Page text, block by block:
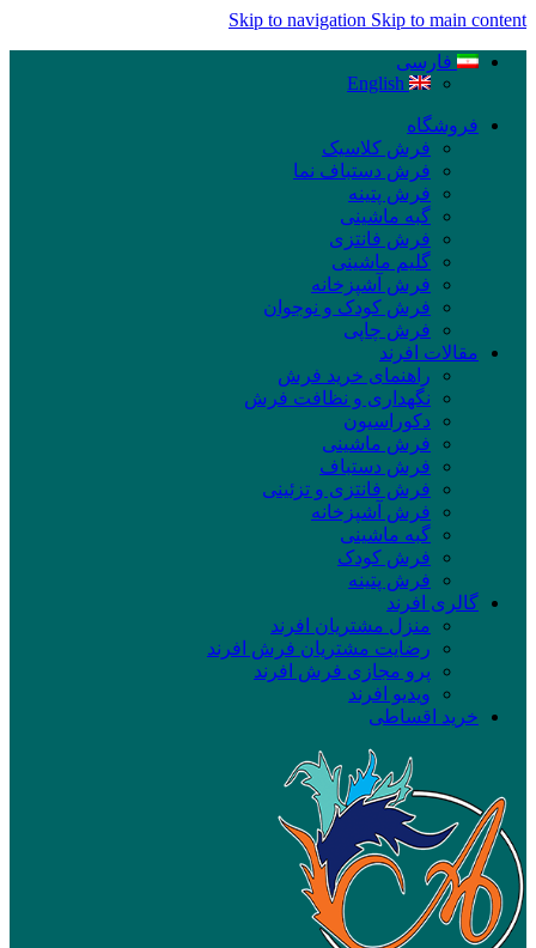
Skip to navigation Skip to main content
فارسی
English
فروشگاه
فرش کلاسیک
فرش دستباف نما
فرش پتینه
گبه ماشینی
فرش فانتزی
گلیم ماشینی
فرش آشپزخانه
فرش کودک و نوجوان
فرش چاپی
مقالات افرند
راهنمای خرید فرش
نگهداری و نظافت فرش
دکوراسیون
فرش ماشینی
فرش دستباف
فرش فانتزی و تزئینی
فرش آشپزخانه
گبه ماشینی
فرش کودک
فرش پتینه
گالری افرند
منزل مشتریان افرند
رضایت مشتریان فرش افرند
پرو مجازی فرش افرند
ویدیو افرند
خرید اقساطی